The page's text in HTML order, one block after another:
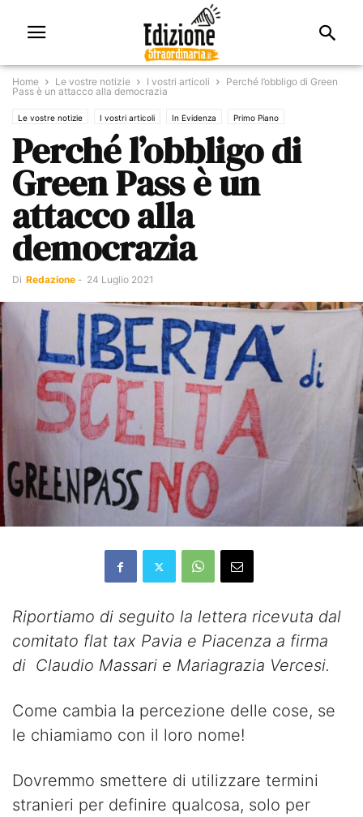
Home Le vostre notizie I vostri articoli
Perché l’obbligo di Green
Pass è un attacco alla democrazia
Le vostre notizie I vostri articoli In Evidenza Primo Piano
Perché l’obbligo di
Green Pass è un
attacco alla
democrazia
Di Redazione - 24 Luglio 2021
Riportiamo di seguito la lettera ricevuta dal
comitato flat tax Pavia e Piacenza a firma
di Claudio Massari e Mariagrazia Vercesi.
Come cambia la percezione delle cose, se
le chiamiamo con il loro nome!
Dovremmo smettere di utilizzare termini
stranieri per definire qualcosa, solo per